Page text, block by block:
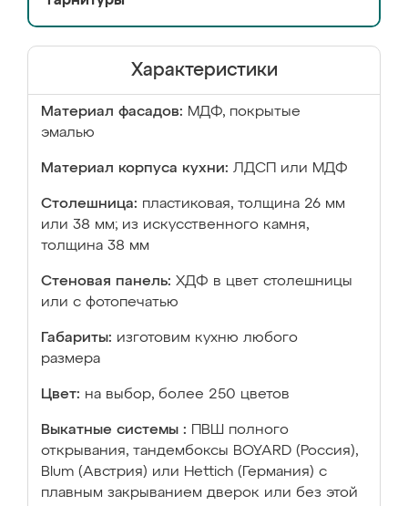
Характеристики
Материал фасадов: МДФ, покрытые
эмалью
Материал корпуса кухни: ЛДСП или МДФ
Столешница: пластиковая, толщина 26 мм
или 38 мм; из искусственного камня,
толщина 38 мм
Стеновая панель: ХДФ в цвет столешницы
или с фотопечатью
Габариты: изготовим кухню любого
размера
Цвет: на выбор, более 250 цветов
Выкатные системы :
ПВШ полного
открывания, тандембоксы BOYARD (Россия),
Blum (Австрия) или Hettich (Германия) с
плавным закрыванием дверок или без этой